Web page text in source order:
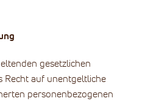
gesetzlichen
Recht auf unentgeltliche
personenbezogenen